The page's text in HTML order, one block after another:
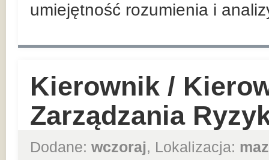
umiejętność rozumienia i
Kierownik /
Zarządzania
Dodane: wczoraj, Lokalizacja: